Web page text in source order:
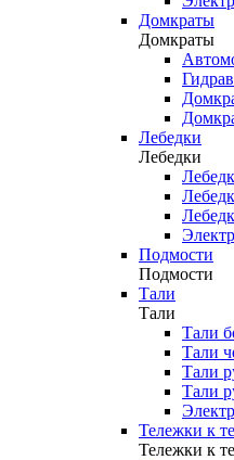
Домкраты
Домкраты
Лебедки
Лебедки
Подмости
Подмости
Тали
Тали
Тали
Тали
Тали
Тали
Тележки к
Тележки к